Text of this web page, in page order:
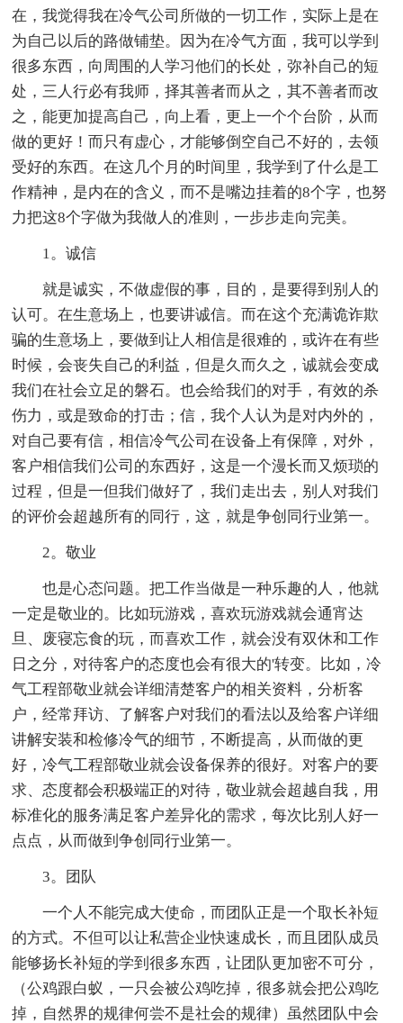
在，我觉得我在冷气公司所做的一切工作，实际上是在
为自己以后的路做铺垫。因为在冷气方面，我可以学到
很多东西，向周围的人学习他们的长处，弥补自己的短
处，三人行必有我师，择其善者而从之，其不善者而改
之，能更加提高自己，向上看，更上一个个台阶，从而
做的更好！而只有虚心，才能够倒空自己不好的，去领
受好的东西。在这几个月的时间里，我学到了什么是工
作精神，是内在的含义，而不是嘴边挂着的8个字，也努
力把这8个字做为我做人的准则，一步步走向完美。
1。诚信
就是诚实，不做虚假的事，目的，是要得到别人的
认可。在生意场上，也要讲诚信。而在这个充满诡诈欺
骗的生意场上，要做到让人相信是很难的，或许在有些
时候，会丧失自己的利益，但是久而久之，诚就会变成
我们在社会立足的磐石。也会给我们的对手，有效的杀
伤力，或是致命的打击；信，我个人认为是对内外的，
对自己要有信，相信冷气公司在设备上有保障，对外，
客户相信我们公司的东西好，这是一个漫长而又烦琐的
过程，但是一但我们做好了，我们走出去，别人对我们
的评价会超越所有的同行，这，就是争创同行业第一。
2。敬业
也是心态问题。把工作当做是一种乐趣的人，他就
一定是敬业的。比如玩游戏，喜欢玩游戏就会通宵达
旦、废寝忘食的玩，而喜欢工作，就会没有双休和工作
日之分，对待客户的态度也会有很大的'转变。比如，冷
气工程部敬业就会详细清楚客户的相关资料，分析客
户，经常拜访、了解客户对我们的看法以及给客户详细
讲解安装和检修冷气的细节，不断提高，从而做的更
好，冷气工程部敬业就会设备保养的很好。对客户的要
求、态度都会积极端正的对待，敬业就会超越自我，用
标准化的服务满足客户差异化的需求，每次比别人好一
点点，从而做到争创同行业第一。
3。团队
一个人不能完成大使命，而团队正是一个取长补短
的方式。不但可以让私营企业快速成长，而且团队成员
能够扬长补短的学到很多东西，让团队更加密不可分，
（公鸡跟白蚁，一只会被公鸡吃掉，很多就会把公鸡吃
掉，自然界的规律何尝不是社会的规律）虽然团队中会